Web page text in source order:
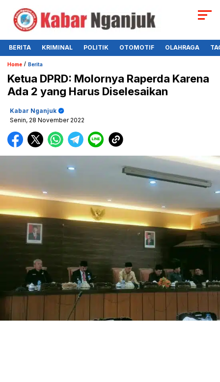
BERITA KRIMINAL POLITIK OTOMOTIF OLAHRAGA
Home / Berita
Ketua DPRD: Molornya Raperda Karena
Ada 2 yang Harus Diselesaikan
Kabar Nganjuk
Senin, 28 November 2022